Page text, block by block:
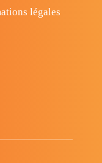
légales